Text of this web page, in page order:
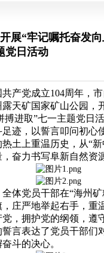
展“牢记嘱托奋发
党日活动
党成立104周年，市
露天矿国家矿山公园，
搏进取”七一主题党日
足迹，以誓言叩问初心
土上重温历史，从“
奋力书写阜新自然资
党员干部在“海州矿
庄严地举起右手，重
党，拥护党的纲领，
言表达了党员干部们
斗的决心。